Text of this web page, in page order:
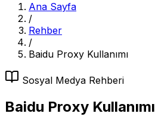
Ana Sayfa
/
Rehber
/
Baidu Proxy Kullanımı
Sosyal Medya Rehberi
Baidu Proxy Kullanımı